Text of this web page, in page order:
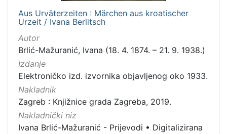
Aus Urväterzeiten : Märchen aus kroatischer
Urzeit / Ivana Berlitsch
Autor
Brlić-Mažuranić, Ivana (18. 4. 1874. – 21. 9. 1938.)
Izdanje
Elektroničko izd. izvornika objavljenog oko 1933.
Nakladnik
Zagreb : Knjižnice grada Zagreba, 2019.
Nakladnički niz
Ivana Brlić-Mažuranić - Prijevodi • Digitalizirana